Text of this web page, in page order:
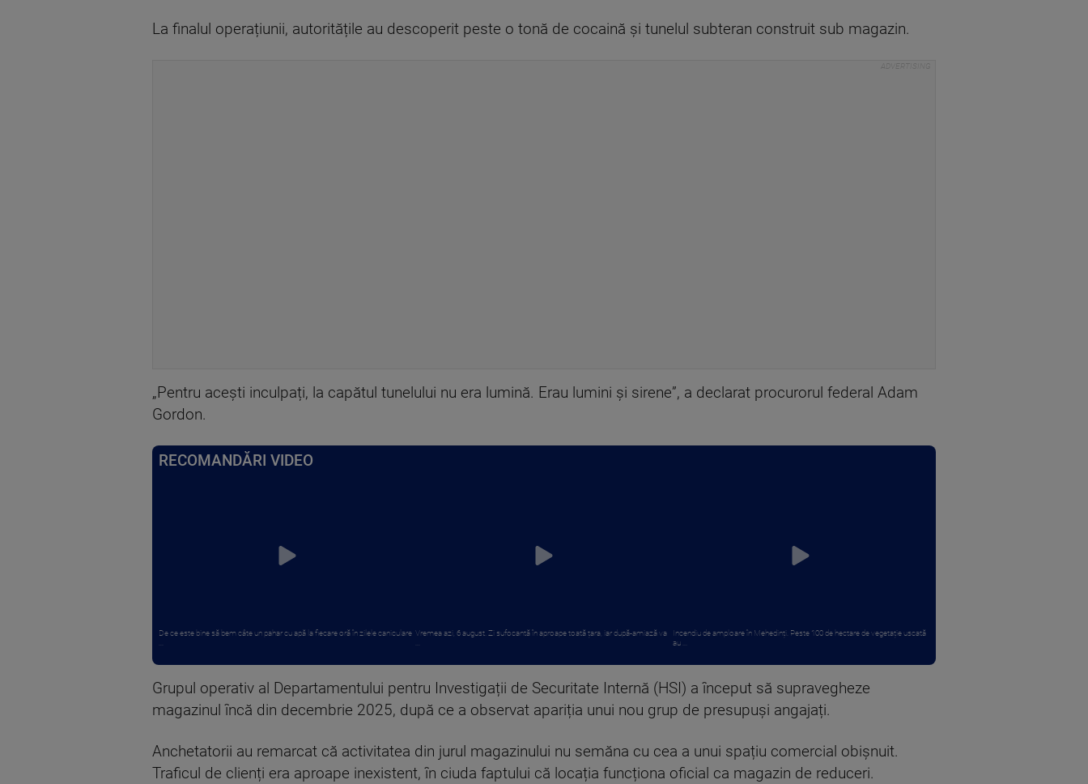
La finalul operațiunii, autoritățile au descoperit peste o tonă de cocaină și tunelul subteran construit sub magazin.
„Pentru acești inculpați, la capătul tunelului nu era lumină. Erau lumini și sirene”, a declarat procurorul federal Adam
Gordon.
RECOMANDĂRI VIDEO
De ce este bine să bem câte un pahar cu apă la fiecare oră în zilele caniculare Vremea azi, 6 august. Zi sufocantă în aproape toată țara, iar după-amiază va
Incendiu de amploare în Mehedinți. Peste 100 de hectare de vegetație uscată
au ...
Grupul operativ al Departamentului pentru Investigații de Securitate Internă (HSI) a început să supravegheze
magazinul încă din decembrie 2025, după ce a observat apariția unui nou grup de presupuși angajați.
Anchetatorii au remarcat că activitatea din jurul magazinului nu semăna cu cea a unui spațiu comercial obișnuit.
Traficul de clienți era aproape inexistent, în ciuda faptului că locația funcționa oficial ca magazin de reduceri.